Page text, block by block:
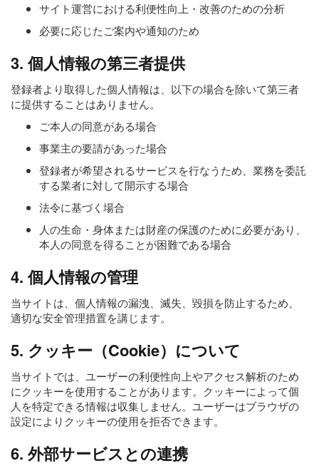
サイト運営における利便性向上・改善のための分析
必要に応じたご案内や通知のため
3. 個人情報の第三者提供
登録者より取得した個人情報は、以下の場合を除いて第三者
に提供することはありません。
ご本人の同意がある場合
事業主の要請があった場合
登録者が希望されるサービスを行なうため、業務を委託
する業者に対して開示する場合
法令に基づく場合
人の生命・身体または財産の保護のために必要があり、
本人の同意を得ることが困難である場合
4. 個人情報の管理
当サイトは、個人情報の漏洩、滅失、毀損を防止するため、
適切な安全管理措置を講じます。
5. クッキー（Cookie）について
当サイトでは、ユーザーの利便性向上やアクセス解析のため
にクッキーを使用することがあります。クッキーによって個
人を特定できる情報は収集しません。ユーザーはブラウザの
設定によりクッキーの使用を拒否できます。
6. 外部サービスとの連携